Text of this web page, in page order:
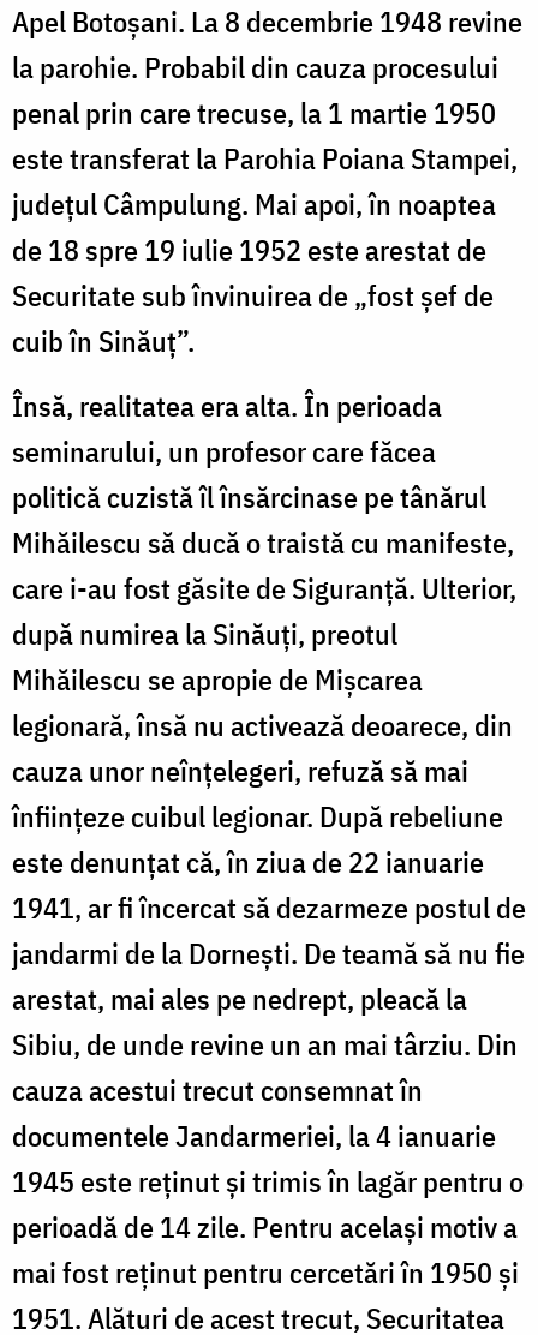
Apel Botoșani. La 8 decembrie 1948 revine
la parohie. Probabil din cauza procesului
penal prin care trecuse, la 1 martie 1950
este transferat la Parohia Poiana Stampei,
județul Câmpulung. Mai apoi, în noaptea
de 18 spre 19 iulie 1952 este arestat de
Securitate sub învinuirea de „fost șef de
cuib în Sinăuț”.
Însă, realitatea era alta. În perioada
seminarului, un profesor care făcea
politică cuzistă îl însărcinase pe tânărul
Mihăilescu să ducă o traistă cu manifeste,
care i-au fost găsite de Siguranță. Ulterior,
după numirea la Sinăuți, preotul
Mihăilescu se apropie de Mișcarea
legionară, însă nu activează deoarece, din
cauza unor neînțelegeri, refuză să mai
înființeze cuibul legionar. După rebeliune
este denunțat că, în ziua de 22 ianuarie
1941, ar fi încercat să dezarmeze postul de
jandarmi de la Dornești. De teamă să nu fie
arestat, mai ales pe nedrept, pleacă la
Sibiu, de unde revine un an mai târziu. Din
cauza acestui trecut consemnat în
documentele Jandarmeriei, la 4 ianuarie
1945 este reținut și trimis în lagăr pentru o
perioadă de 14 zile. Pentru același motiv a
mai fost reținut pentru cercetări în 1950 și
1951. Alături de acest trecut, Securitatea